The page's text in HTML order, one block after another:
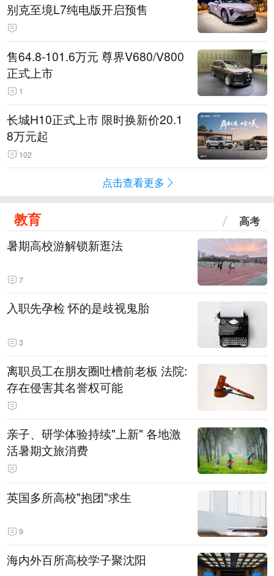
别克至境L7纯电版开启预售
售64.8-101.6万元 尊界V680/V800
正式上市
1
长城H10正式上市 限时换新价20.1
8万元起
102
点击查看更多
教育 高考
暑期高校游解锁新逛法
7
入职先孕检 怀的是歧视鬼胎
3
离职员工在朋友圈吐槽前老板 法院:
存在侵害其名誉权可能
亲子、研学体验持续"上新" 各地激
活暑期文旅消费
英国多所高校"抱团"求生
9
海内外百所高校学子聚沈阳